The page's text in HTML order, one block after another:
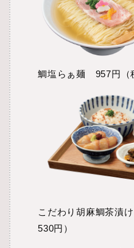
鯛塩らぁ麺 957円（
こだわり胡麻鯛茶漬
530円）